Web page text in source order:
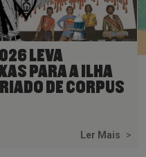
LEVA
PARA A ILHA
DE CORPUS
Ler Mais >